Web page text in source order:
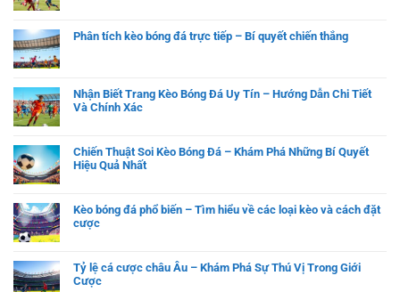
Phân tích kèo bóng đá trực tiếp – Bí quyết chiến thắng
Nhận Biết Trang Kèo Bóng Đá Uy Tín – Hướng Dẫn Chi Tiết
Và Chính Xác
Chiến Thuật Soi Kèo Bóng Đá – Khám Phá Những Bí Quyết
Hiệu Quả Nhất
Kèo bóng đá phổ biến – Tìm hiểu về các loại kèo và cách đặt
cược
Tỷ lệ cá cược châu Âu – Khám Phá Sự Thú Vị Trong Giới
Cược